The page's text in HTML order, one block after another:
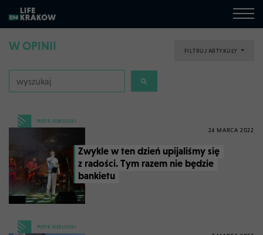
W OPINII FILTRUJ ARTYKUŁY
PIOTR SIEKLUCKI
24 MARCA 2022
Zwykle w ten dzień upijaliśmy się
z radości. Tym razem nie będzie
bankietu
PIOTR SIEKLUCKI